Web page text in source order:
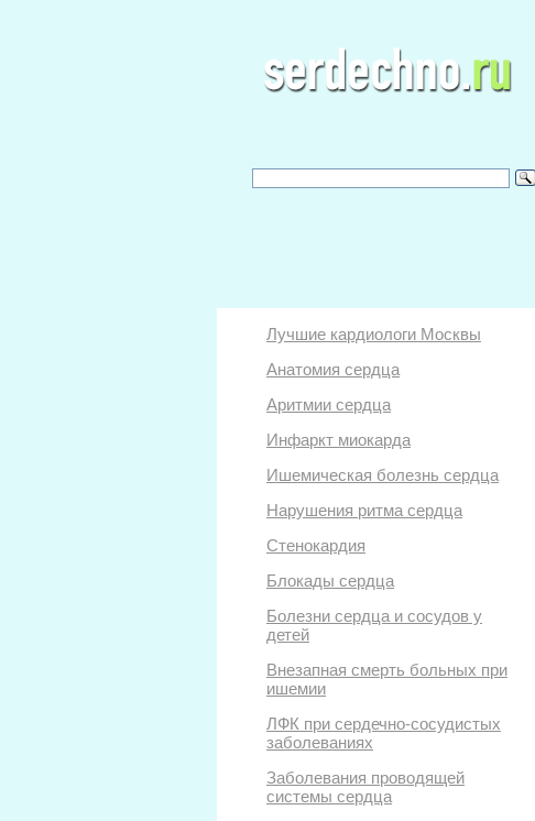
Лучшие кардиологи Москвы
Анатомия сердца
Аритмии сердца
Инфаркт миокарда
Ишемическая болезнь сердца
Нарушения ритма сердца
Стенокардия
Блокады сердца
Болезни сердца и сосудов у
детей
Внезапная смерть больных при
ишемии
ЛФК при сердечно-сосудистых
заболеваниях
Заболевания проводящей
системы сердца